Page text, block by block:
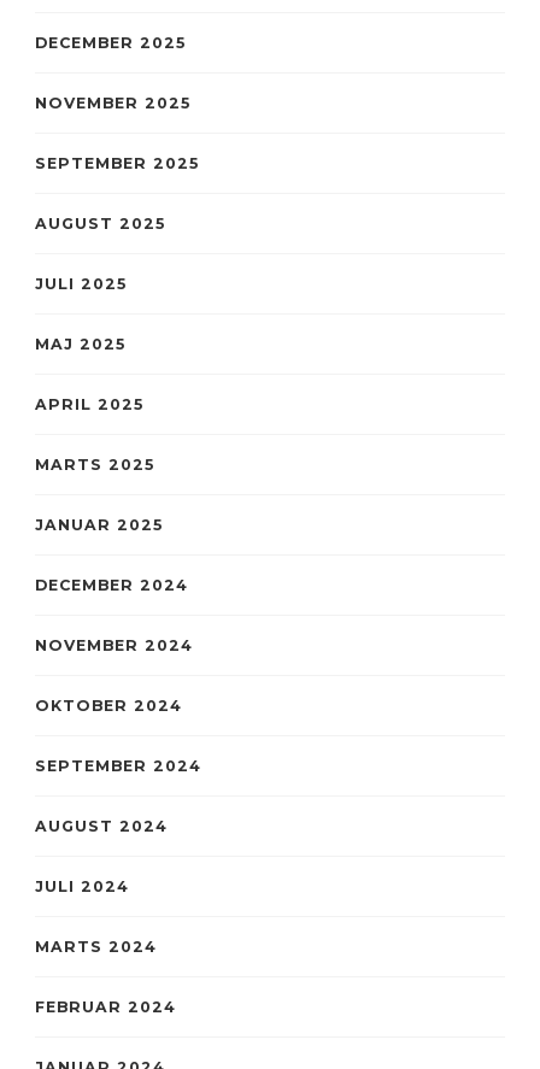
DECEMBER 2025
NOVEMBER 2025
SEPTEMBER 2025
AUGUST 2025
JULI 2025
MAJ 2025
APRIL 2025
MARTS 2025
JANUAR 2025
DECEMBER 2024
NOVEMBER 2024
OKTOBER 2024
SEPTEMBER 2024
AUGUST 2024
JULI 2024
MARTS 2024
FEBRUAR 2024